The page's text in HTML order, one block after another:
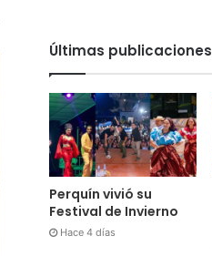
Últimas publicaciones
Perquín vivió su
Festival de Invierno
Hace 4 días